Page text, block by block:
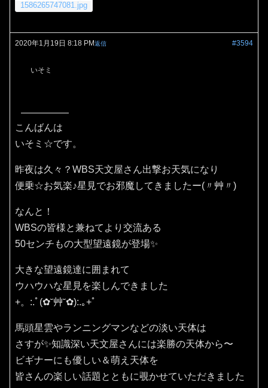
1586265747081.jpg
2020年1月19日 8:18 PM #3594
返信
いそミ
こんばんは
いそミ☆です。
昨夜は久々？WBS天文屋さん出撃お天気になり
便乗☆お気楽♪星見でお邪魔してきましたー(〃艸〃)
なんと！
WBSの皆様と兼ねてより交流ある
50センチもの大型望遠鏡が登場✨
大きな望遠鏡達に囲まれて
ウハウハな星見を楽しんできました
+。:.ﾟ(✿˘艸˘✿):.｡+ﾟ
馬頭星雲やランニングマンなどの淡い天体は
さすが✨知識深い天文屋さんには楽勝の天体から〜
ビギナーにも優しい＆萌え天体を
皆さんの楽しい話題とともに覗かせていただきました